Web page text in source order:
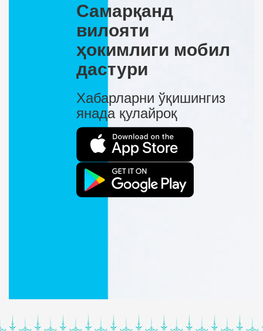
Самарқанд
вилояти
ҳокимлиги мобил
дастури
Хабарларни ўқишингиз
янада қулайроқ